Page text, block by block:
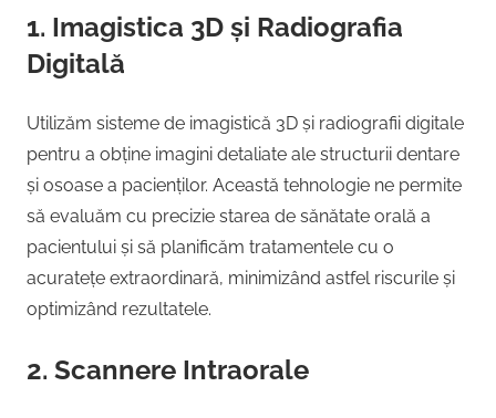
1. Imagistica 3D și Radiografia
Digitală
Utilizăm sisteme de imagistică 3D și radiografii digitale
pentru a obține imagini detaliate ale structurii dentare
și osoase a pacienților. Această tehnologie ne permite
să evaluăm cu precizie starea de sănătate orală a
pacientului și să planificăm tratamentele cu o
acuratețe extraordinară, minimizând astfel riscurile și
optimizând rezultatele.
2. Scannere Intraorale